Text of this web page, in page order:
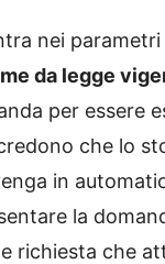
nei
da legge
per essere
che lo
in
la
richiesta che